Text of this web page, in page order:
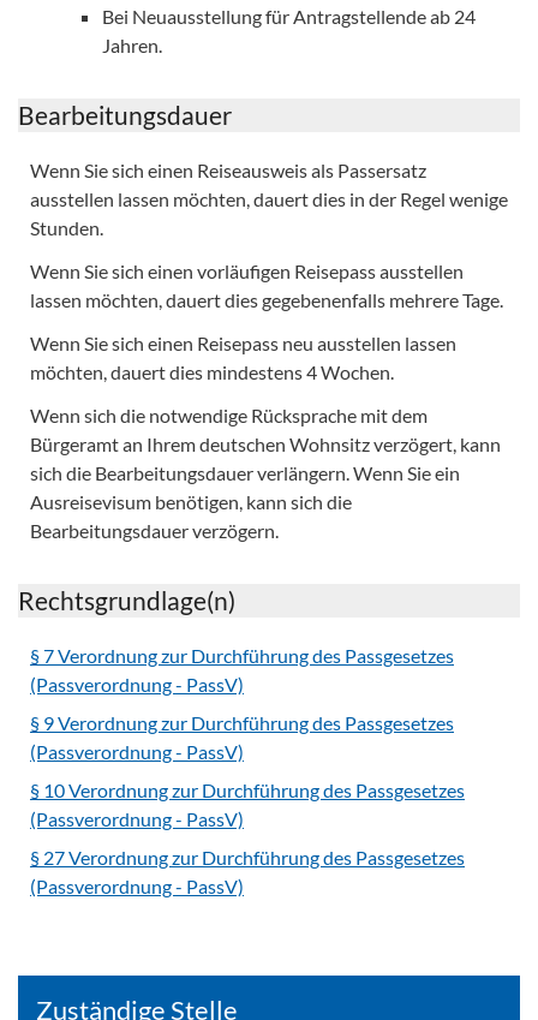
Bei Neuausstellung für Antragstellende ab 24
Jahren.
Bearbeitungsdauer
Wenn Sie sich einen Reiseausweis als Passersatz
ausstellen lassen möchten, dauert dies in der Regel wenige
Stunden.
Wenn Sie sich einen vorläufigen Reisepass ausstellen
lassen möchten, dauert dies gegebenenfalls mehrere Tage.
Wenn Sie sich einen Reisepass neu ausstellen lassen
möchten, dauert dies mindestens 4 Wochen.
Wenn sich die notwendige Rücksprache mit dem
Bürgeramt an Ihrem deutschen Wohnsitz verzögert, kann
sich die Bearbeitungsdauer verlängern. Wenn Sie ein
Ausreisevisum benötigen, kann sich die
Bearbeitungsdauer verzögern.
Rechtsgrundlage(n)
§ 7 Verordnung zur Durchführung des Passgesetzes
(Passverordnung - PassV)
§ 9 Verordnung zur Durchführung des Passgesetzes
(Passverordnung - PassV)
§ 10 Verordnung zur Durchführung des Passgesetzes
(Passverordnung - PassV)
§ 27 Verordnung zur Durchführung des Passgesetzes
(Passverordnung - PassV)
Zuständige Stelle